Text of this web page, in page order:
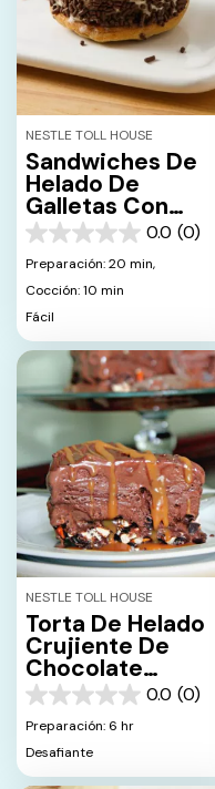
NESTLE TOLL HOUSE
Sandwiches De
Helado De
Galletas Con
Trocitos De
Chocolate
0.0 (0)
0.0
de
estrellas.
Preparación: 20 min,
Cocción: 10 min
Fácil
NESTLE TOLL HOUSE
Torta De Helado
Crujiente De
Chocolate
Oscuro, Caramelo
Y Pretzel
0.0 (0)
0.0
de
estrellas.
Preparación: 6 hr
Desafiante